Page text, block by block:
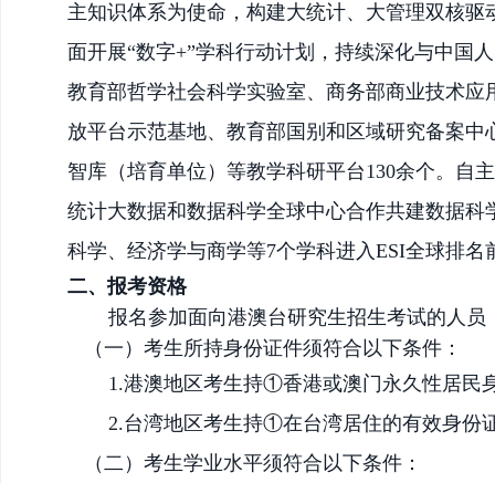
主知识体系为使命，构建大统计、大管理双核
面开展“数字+”学科行动计划，持续深化与中国
教育部哲学社会科学实验室、商务部商业技术
放平台示范基地、教育部国别和区域研究备案
智库（培育单位）等教学科研平台130余个。自
统计大数据和数据科学全球中心合作共建数据
科学、经济学与商学等7个学科进入ESI全球排
二、报考资格
报名参加面向港澳台研究生招生考试的人员
（一）考生所持身份证件须符合以下条件：
1.港澳地区考生持①香港或澳门永久性居民
2.台湾地区考生持①在台湾居住的有效身份
（二）考生学业水平须符合以下条件：